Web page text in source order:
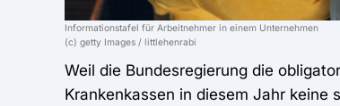
Informationstafel für Arbeitnehmer in einem Unternehmen
(c) getty Images / littlehenrabi
Weil die Bundesregierung die
Krankenkassen in diesem Jahr